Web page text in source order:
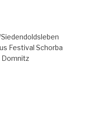
Festival Schorba
Domnitz